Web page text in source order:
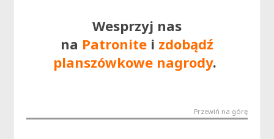
Wesprzyj nas
na Patronitei zdobądź
planszówkowe nagrody.
Przewiń na górę